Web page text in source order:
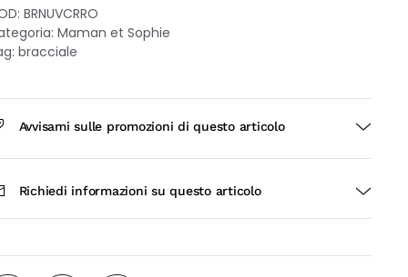
BRNUVCRRO
Maman et Sophie
bracciale
Avvisami sulle promozioni di questo articolo
Richiedi informazioni su questo articolo